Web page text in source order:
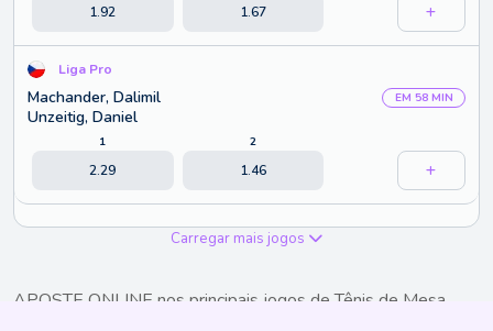
1.92 1.67
Liga Pro
Machander, Dalimil
Unzeitig, Daniel
EM 58 MIN
1
2.29
2
1.46
Carregar mais jogos
APOSTE ONLINE nos principais jogos de Tênis de Mesa